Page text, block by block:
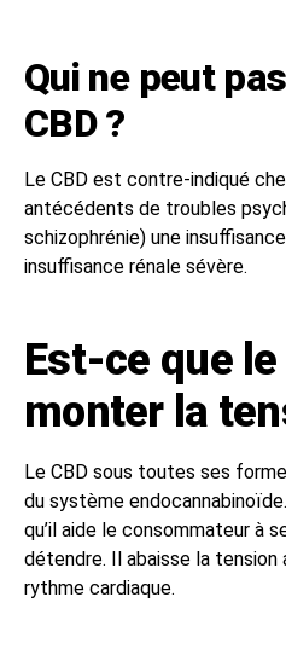
Qui ne peut
CBD ?
Le CBD est contre-indiqué
antécédents de troubles
schizophrénie) une
insuffisance rénale sévère.
Est-ce que
monter la
Le CBD sous toutes ses
du système
qu’il aide le consommateur à
détendre. Il abaisse la
rythme cardiaque.